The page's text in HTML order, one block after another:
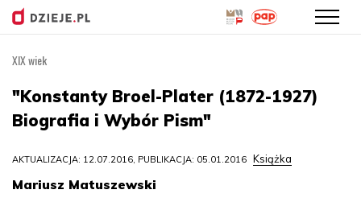
treści
XIX wiek
"Konstanty Broel-Plater (1872-1927)
Biografia i Wybór Pism"
AKTUALIZACJA: 12.07.2016, PUBLIKACJA: 05.01.2016 Książka
Mariusz Matuszewski